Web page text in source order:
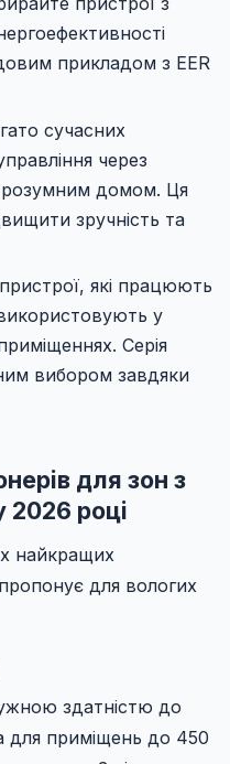
прикладом з EER
сучасних
через
розумним домом. Ця
зручність та
які працюють
у
Серія
вибором завдяки
для зон з
2026 році
найкращих
пропонує для вологих
здатністю до
для приміщень до 450